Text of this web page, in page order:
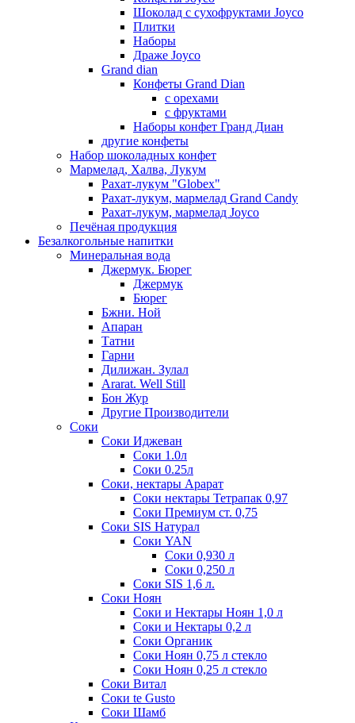
Шоколад с сухофруктами Joyco
Плитки
Наборы
Драже Joyco
Grand dian
Конфеты Grand Dian
с орехами
с фруктами
Наборы конфет Гранд Диан
другие конфеты
Набор шоколадных конфет
Мармелад, Халва, Лукум
Рахат-лукум "Globex"
Рахат-лукум, мармелад Grand Candy
Рахат-лукум, мармелад Joyco
Печёная продукция
Безалкогольные напитки
Минеральная вода
Джермук. Бюрег
Джермук
Бюрег
Бжни. Ной
Апаран
Татни
Гарни
Дилижан. Зулал
Ararat. Well Still
Бон Жур
Другие Производители
Соки
Соки Иджеван
Соки 1.0л
Соки 0.25л
Соки, нектары Арарат
Соки нектары Тетрапак 0,97
Соки Премиум ст. 0,75
Соки SIS Натурал
Соки YAN
Соки 0,930 л
Соки 0,250 л
Соки SIS 1,6 л.
Соки Ноян
Соки и Нектары Ноян 1,0 л
Соки и Нектары 0,2 л
Соки Органик
Соки Ноян 0,75 л стекло
Соки Ноян 0,25 л стекло
Соки Витал
Соки te Gusto
Соки Шамб